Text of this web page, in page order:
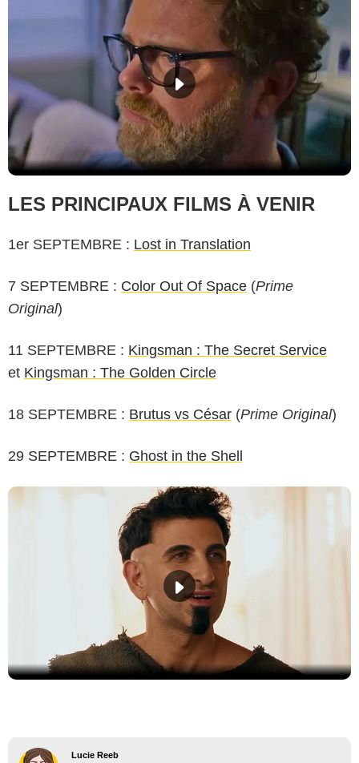
LES PRINCIPAUX FILMS À VENIR
1er SEPTEMBRE : Lost in Translation
7 SEPTEMBRE : Color Out Of Space (Prime
Original)
11 SEPTEMBRE : Kingsman : The Secret Service
et Kingsman : The Golden Circle
18 SEPTEMBRE : Brutus vs César (Prime Original)
29 SEPTEMBRE : Ghost in the Shell
Lucie Reeb